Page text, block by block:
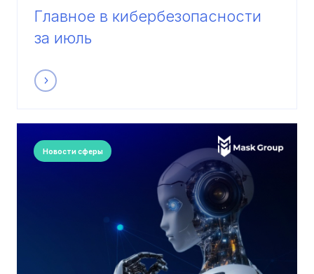
Главное в кибербезопасности
за июль
Новости сферы